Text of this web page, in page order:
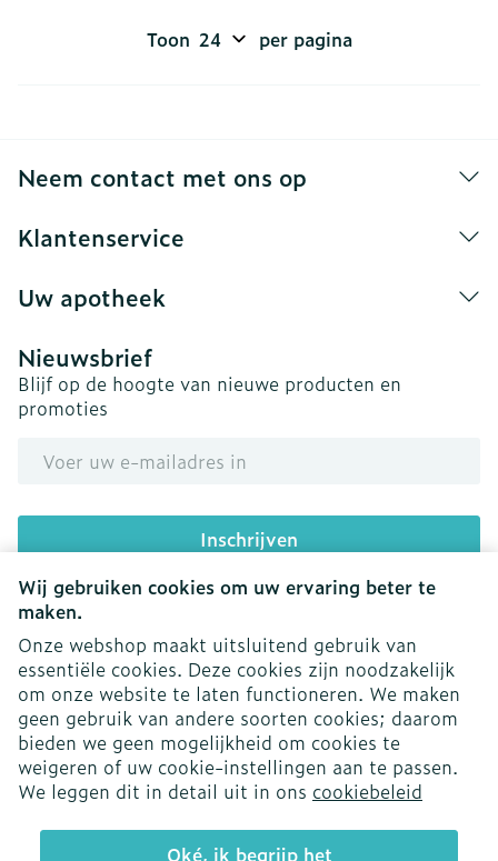
Wij gebruiken cookies om uw ervaring beter te
maken.
Onze webshop maakt uitsluitend gebruik van
essentiële cookies. Deze cookies zijn noodzakelijk
om onze website te laten functioneren. We maken
geen gebruik van andere soorten cookies; daarom
bieden we geen mogelijkheid om cookies te
weigeren of uw cookie-instellingen aan te passen.
We leggen dit in detail uit in ons cookiebeleid
Oké, ik begrijp het
Toon per pagina
Neem contact met ons op
Klantenservice
Uw apotheek
Nieuwsbrief
Blijf op de hoogte van nieuwe producten en
promoties
Inschrijven
Door op inschrijven te klikken, schrijft u zich in voor onze
nieuwsbrief en gaat u akkoord met onze
Juridische links